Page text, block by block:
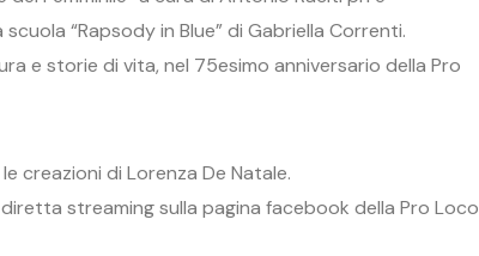
“Rapsody in Blue” di Gabriella Correnti.
e storie di vita, nel 75esimo anniversario della Pro
creazioni di Lorenza De Natale.
streaming sulla pagina facebook della Pro Loco